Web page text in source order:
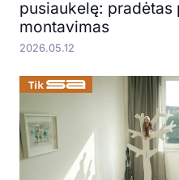
pusiaukelę:
montavimas
2026.05.12